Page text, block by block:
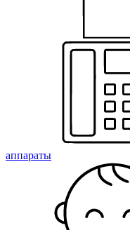
аппараты